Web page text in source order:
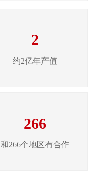
2
约2亿年产值
266
和266个地区有合作